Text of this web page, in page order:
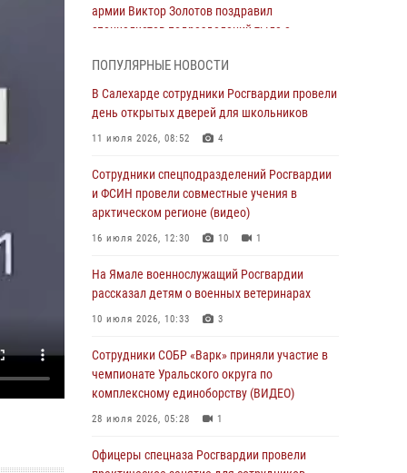
армии Виктор Золотов поздравил
специалистов подразделений тыла с
Сотрудники СОБР «Варк» повышают боевое
Офицеры спецназа Росгвардии провели
практическое занятие для сотрудников
прокуратуры на Ямале
В Уральском округе Росгвардии состоялось
заседание оперативного штаба
Сотрудники СОБР «Варк» приняли участие в
чемпионате Уральского округа по
ПОПУЛЯРНЫЕ НОВОСТИ
В Салехарде сотрудники Росгвардии провели
день открытых дверей для школьников
11 июля 2026, 08:52 4
Сотрудники спецподразделений Росгвардии
и ФСИН провели совместные учения в
арктическом регионе (видео)
16 июля 2026, 12:30 10 1
На Ямале военнослужащий Росгвардии
рассказал детям о военных ветеринарах
10 июля 2026, 10:33 3
Сотрудники СОБР «Варк» приняли участие в
чемпионате Уральского округа по
комплексному единоборству (ВИДЕО)
28 июля 2026, 05:28 1
Офицеры спецназа Росгвардии провели